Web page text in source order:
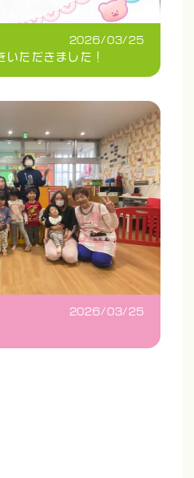
2026/03/25
ただきました！
2026/03/25